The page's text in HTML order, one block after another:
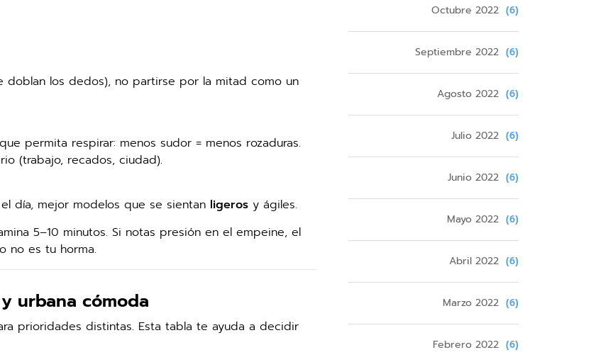
doblan los dedos), no partirse por la mitad como un
permita respirar: menos sudor = menos rozaduras.
(trabajo, recados, ciudad).
día, mejor modelos que se sientan ligeros y ágiles.
5–10 minutos. Si notas presión en el empeine, el
no es tu horma.
urbana cómoda
prioridades distintas. Esta tabla te ayuda a decidir
Octubre 2022 (6)
Septiembre 2022 (6)
Agosto 2022 (6)
Julio 2022 (6)
Junio 2022 (6)
Mayo 2022 (6)
Abril 2022 (6)
Marzo 2022 (6)
Febrero 2022 (6)